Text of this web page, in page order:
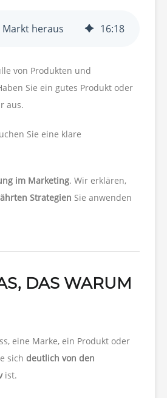
heraus 16:18
von Produkten und
Sie ein gutes Produkt oder
aus.
Sie eine klare
im Marketing. Wir erklären,
Strategien Sie anwenden
DAS WARUM
eine Marke, ein Produkt oder
sich deutlich von den
ist.